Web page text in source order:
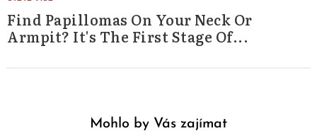
Find Papillomas On Your Neck Or
Armpit? It's The First Stage Of...
Mohlo by Vás zajímat